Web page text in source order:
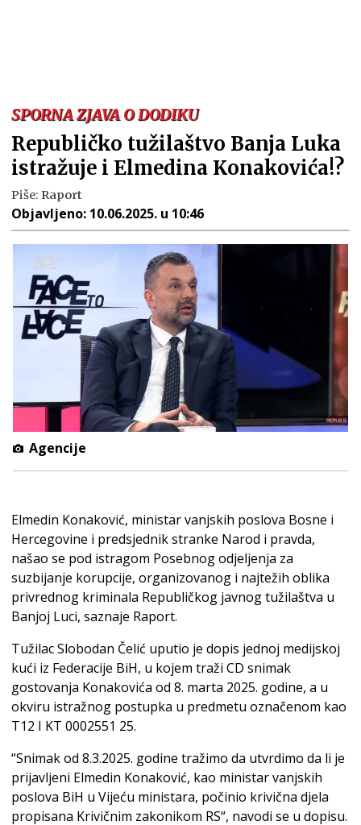
SPORNA ZJAVA O DODIKU
Republičko tužilaštvo Banja Luka
istražuje i Elmedina Konakovića!?
Piše: Raport
Objavljeno: 10.06.2025. u 10:46
Agencije
Elmedin Konaković, ministar vanjskih poslova Bosne i
Hercegovine i predsjednik stranke Narod i pravda,
našao se pod istragom Posebnog odjeljenja za
suzbijanje korupcije, organizovanog i najtežih oblika
privrednog kriminala Republičkog javnog tužilaštva u
Banjoj Luci, saznaje Raport.
Tužilac Slobodan Čelić uputio je dopis jednoj medijskoj
kući iz Federacije BiH, u kojem traži CD snimak
gostovanja Konakovića od 8. marta 2025. godine, a u
okviru istražnog postupka u predmetu označenom kao
T12 I KT 0002551 25.
“Snimak od 8.3.2025. godine tražimo da utvrdimo da li je
prijavljeni Elmedin Konaković, kao ministar vanjskih
poslova BiH u Vijeću ministara, počinio krivična djela
propisana Krivičnim zakonikom RS“, navodi se u dopisu.